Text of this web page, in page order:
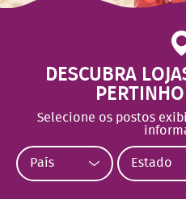
DESCUBRA
Selecione os postos